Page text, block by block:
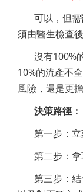
可以，但
須由醫生檢查後
沒有100%
10%的流產不
風險，還是更
決策路徑：
第一步：立
第二步：拿
第三步：